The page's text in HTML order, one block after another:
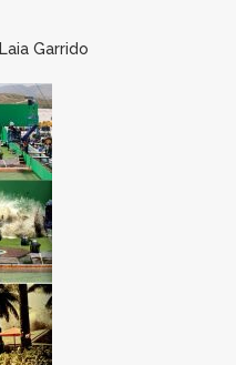
Laia Garrido